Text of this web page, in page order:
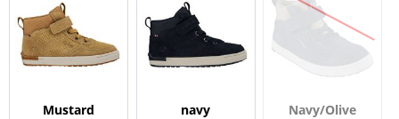
Mustard navy Navy/Olive